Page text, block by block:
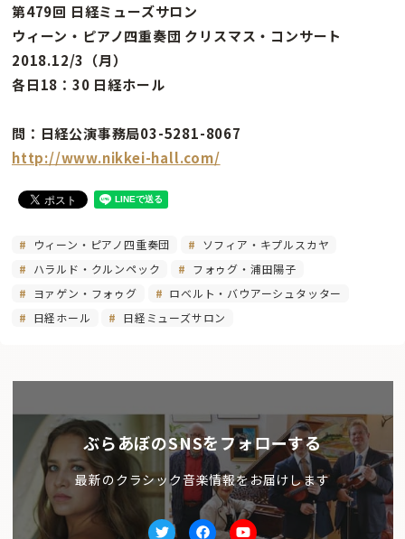
第479回 日経ミューズサロン
ウィーン・ピアノ四重奏団 クリスマス・コンサート
2018.12/3（月）
各日18：30 日経ホール
問：日経公演事務局03-5281-8067
http://www.nikkei-hall.com/
ウィーン・ピアノ四重奏団
ソフィア・キプルスカヤ
ハラルド・クルンペック
フォゥグ・浦田陽子
ヨァゲン・フォゥグ
ロベルト・バウアーシュタッター
日経ホール
日経ミューズサロン
ぶらあぼのSNSをフォローする
最新のクラシック音楽情報をお届けします